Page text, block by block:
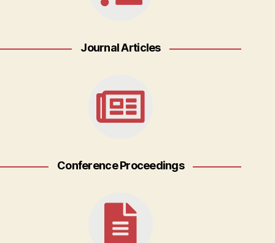
Journal Articles
Conference Proceedings